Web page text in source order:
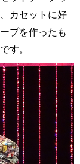
カセットに好
プを作ったも
す。